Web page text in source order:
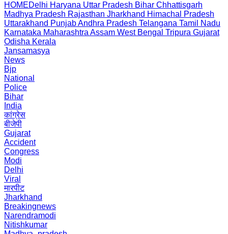
HOMEDelhi Haryana Uttar Pradesh Bihar Chhattisgarh
Madhya Pradesh Rajasthan Jharkhand Himachal Pradesh
Uttarakhand PunjabAndhra Pradesh Telangana Tamil Nadu
Karnataka Maharashtra Assam West Bengal Tripura Gujarat
Odisha Kerala
Jansamasya
News
Bjp
National
Police
Bihar
India
कांग्रेस
बीजेपी
Gujarat
Accident
Congress
Modi
Delhi
Viral
मारपीट
Jharkhand
Breakingnews
Narendramodi
Nitishkumar